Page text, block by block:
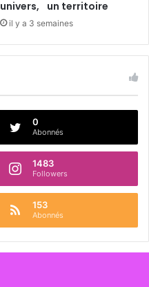
univers, un territoire
il y a 3 semaines
0
Abonnés
1483
Followers
153
Abonnés